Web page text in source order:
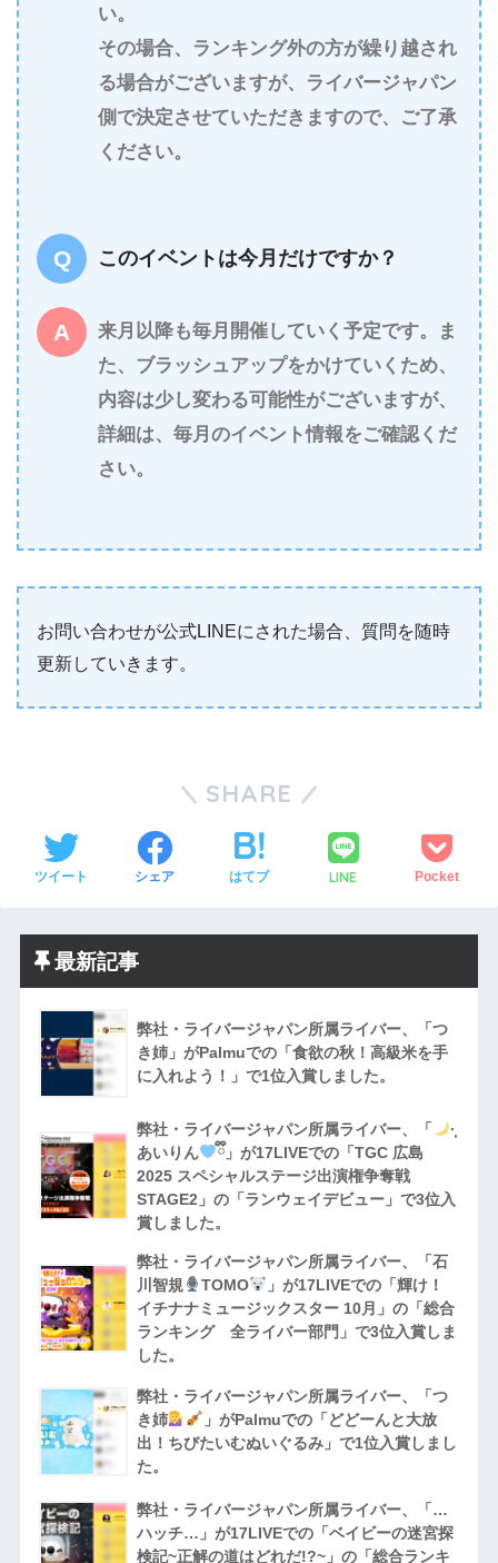
い。
その場合、ランキング外の方が繰り越され
る場合がございますが、ライバージャパン
側で決定させていただきますので、ご了承
ください。
このイベントは今月だけですか？
来月以降も毎月開催していく予定です。ま
た、ブラッシュアップをかけていくため、
内容は少し変わる可能性がございますが、
詳細は、毎月のイベント情報をご確認くだ
さい。
お問い合わせが公式LINEにされた場合、質問を随時
更新していきます。
SHARE
ツイート シェア はてブ LINE Pocket
最新記事
弊社・ライバージャパン所属ライバー、「つ
き姉」がPalmuでの「食欲の秋！高級米を手
に入れよう！」で1位入賞しました。
弊社・ライバージャパン所属ライバー、「
·̩͙
あいりん
ྀི」が17LIVEでの「TGC 広島
2025 スペシャルステージ出演権争奪戦
STAGE2」の「ランウェイデビュー」で3位入
賞しました。
弊社・ライバージャパン所属ライバー、「石
川智規
TOMO
」が17LIVEでの「輝け！
イチナナミュージックスター 10月」の「総合
ランキング 全ライバー部門」で3位入賞しま
した。
弊社・ライバージャパン所属ライバー、「つ
き姉
」がPalmuでの「どどーんと大放
出！ちびたいむぬいぐるみ」で1位入賞しまし
た。
弊社・ライバージャパン所属ライバー、「…
ハッチ…」が17LIVEでの「ベイビーの迷宮探
検記~正解の道はどれだ!?~」の「総合ランキ